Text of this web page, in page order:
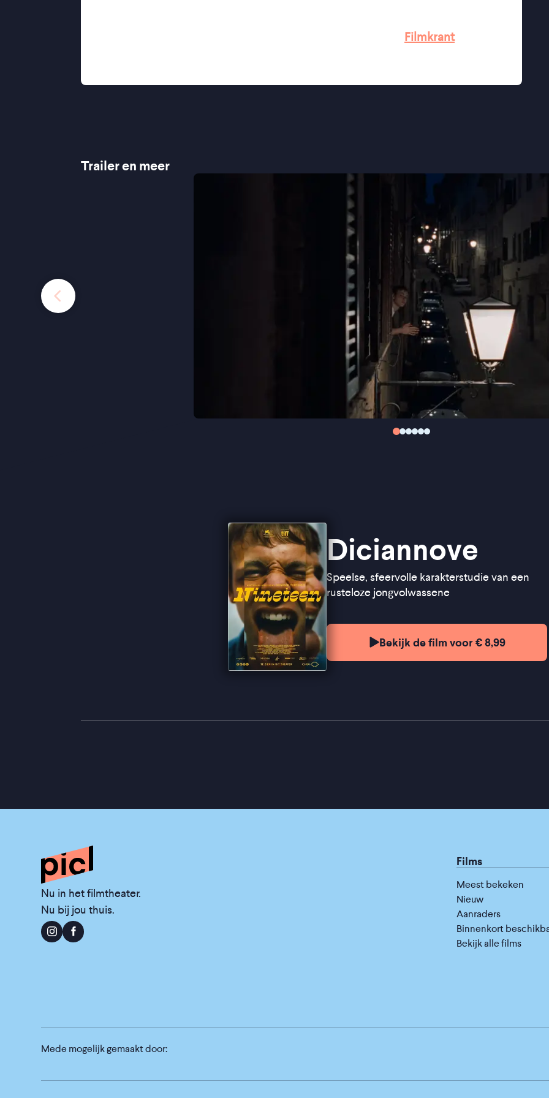
Filmkrant
Trailer en meer
Diciannove
Speelse, sfeervolle karakterstudie van een
rusteloze jongvolwassene
Bekijk de film voor € 8,99
Nu in het filmtheater.
Nu bij jou thuis.
Films
Meest bekeken
Nieuw
Aanraders
Binnenkort
Bekijk alle films
Mede mogelijk gemaakt door: